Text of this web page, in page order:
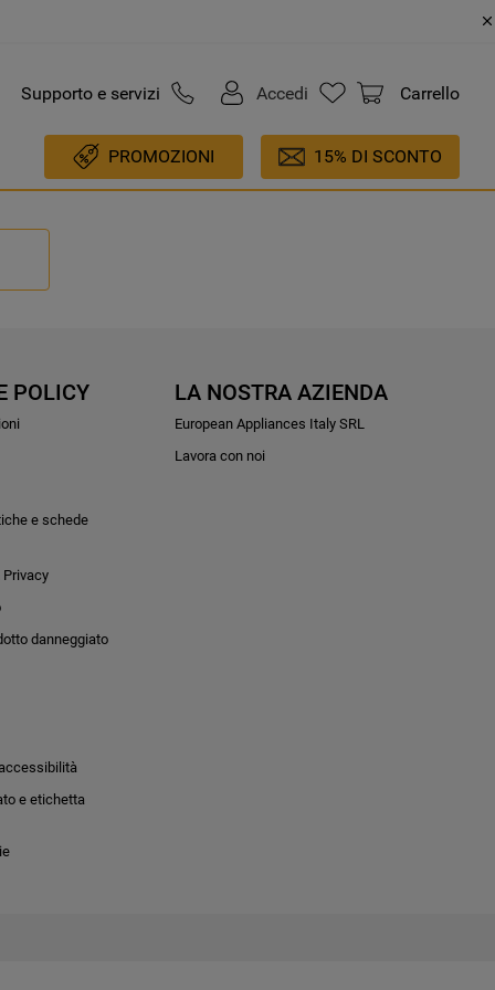
Supporto e servizi Accedi Carrello
PROMOZIONI 15% DI SCONTO
POLICY
e schede
danneggiato
e etichetta
LA NOSTRA AZIENDA
European Appliances Italy SRL
Lavora con noi